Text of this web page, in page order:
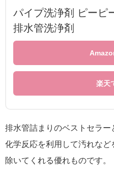
パイプ洗浄剤 ピーピ
排水管洗浄剤
楽天
排水管詰まりのベストセラー
化学反応を利用して汚れなど
除いてくれる優れものです。